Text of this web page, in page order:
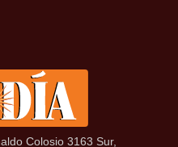
Colosio 3163 Sur,